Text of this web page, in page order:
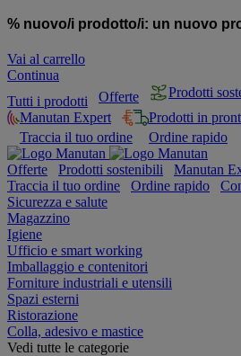
% nuovo/i prodotto/i: un nuovo
Vai al carrello
Continua
Tutti i prodotti
Offerte
Prodotti
Manutan Expert
Prodotti in
Traccia il tuo ordine
Ordine rapido
Offerte Prodotti sostenibili
Manutan
Traccia il tuo ordine
Ordine rapido
Sicurezza e salute
Magazzino
Igiene
Ufficio e smart working
Imballaggio e contenitori
Forniture industriali e utensili
Spazi esterni
Ristorazione
Colla, adesivo e mastice
Vedi tutte le categorie